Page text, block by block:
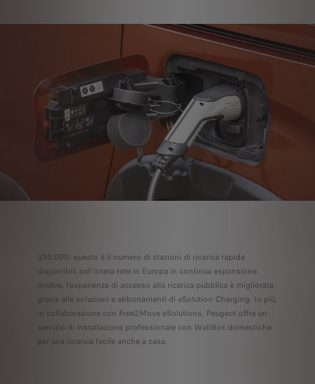
330.000: questo è il numero di stazioni di ricarica rapida
disponibili sull'intera rete in Europa in continua espansione.
Inoltre, l'esperienza di accesso alla ricarica pubblica è migliorata
grazie alle soluzioni e abbonamenti di eSolution Charging. In più,
in collaborazione con Free2Move eSolutions, Peugeot offre un
servizio di installazione professionale con WallBox domestiche
per una ricarica facile anche a casa.